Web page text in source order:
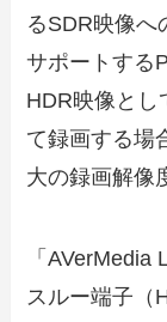
るSDR映像へ
サポートする
HDR映像とし
て録画する場
大の録画解像
「
スルー端子（